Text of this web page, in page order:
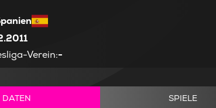
Verein:-
DATEN SPIELE